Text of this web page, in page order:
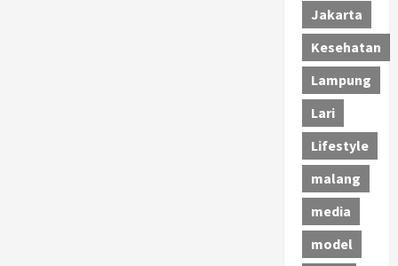
Jakarta
Kesehatan
Lampung
Lari
Lifestyle
malang
media
model